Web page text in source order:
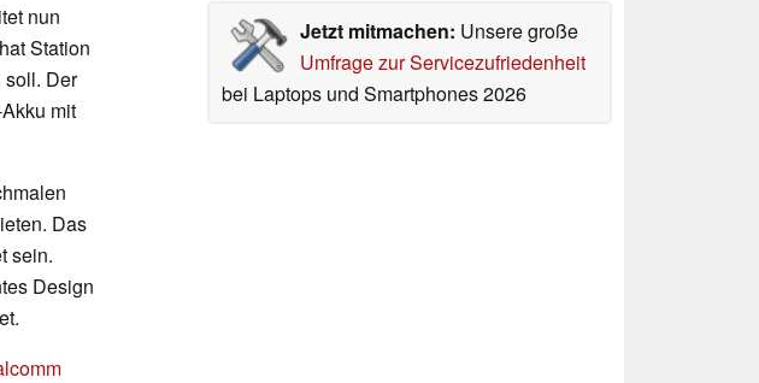
Jetzt mitmachen: Unsere große
Umfrage zur Servicezufriedenheit
bei Laptops und Smartphones 2026
nun
Station
soll. Der
mit
Das
sein.
Design